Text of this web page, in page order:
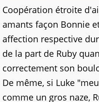
Coopération étroite
amants façon Bonnie
affection respective
de la part de Ruby
correctement son
De même, si Luke
comme un gros naze,